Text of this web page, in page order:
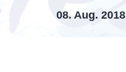
08. Aug. 2018